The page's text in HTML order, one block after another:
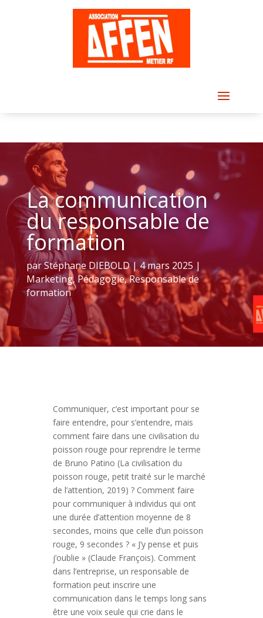
La communication
du responsable de
formation
parStéphane DIEBOLD|4 mars 2025 |
Marketing, Pédagogie,Responsable de
formation
Communiquer, c’est important pour se
faire entendre, pour s’entendre, mais
comment faire dans une civilisation du
poisson rouge pour reprendre le terme
de Bruno Patino (La civilisation du
poisson rouge, petit traité sur le marché
de l’attention, 2019) ? Comment faire
pour communiquer à individus qui ont
une durée d’attention moyenne de 8
secondes, moins que celle d’un poisson
rouge, 9 secondes ? « J’y pense et puis
j’oublie » (Claude François). Comment
dans l’entreprise, un responsable de
formation peut inscrire une
communication dans le temps long sans
être une voix seule qui crie dans le